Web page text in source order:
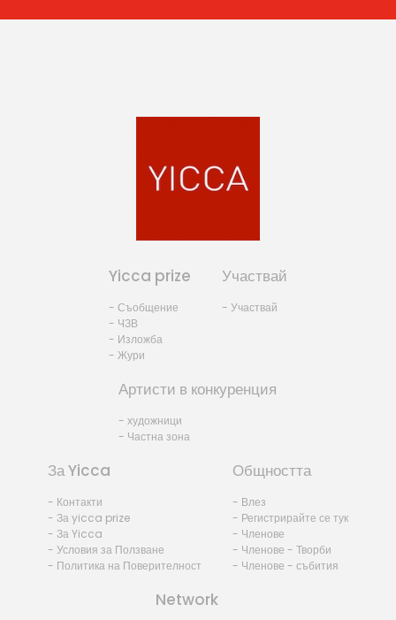
Yicca prize
- Съобщение
- ЧЗВ
- Изложба
- Жури
Участвай
- Участвай
Артисти в конкуренция
- художници
- Частна зона
За Yicca
- Контакти
- За yicca prize
- За Yicca
- Условия за Ползване
- Политика на Поверителност
Общността
- Влез
- Регистрирайте се тук
- Членове
- Членове - Творби
- Членове - събития
Network